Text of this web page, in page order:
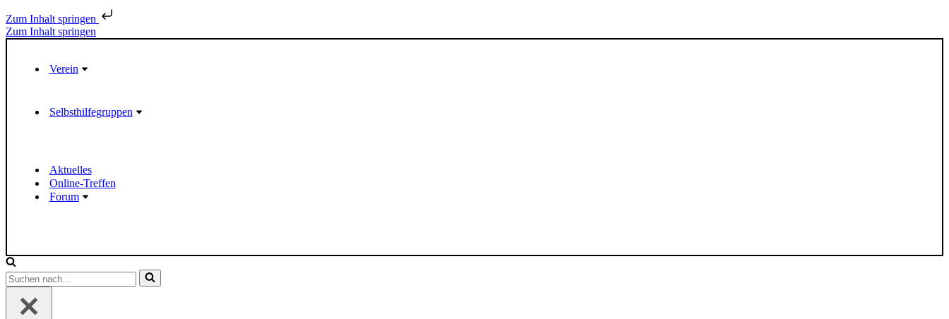
Zum Inhalt springen
Zum Inhalt springen
Verein
Selbsthilfegruppen
Aktuelles
Online-Treffen
Forum
S
u